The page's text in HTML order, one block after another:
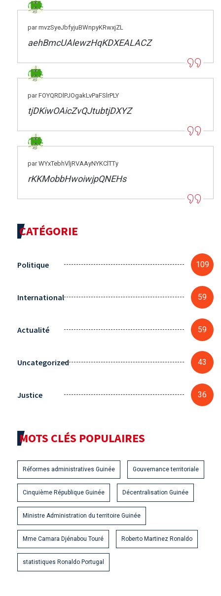
par mvzSyeJbfyjuBWnpyKRwxjZL
aehBmcUAlewzHqKDXEALACZ
par FOYQRDlPJOgakLvPaFSlrPLY
tjDKiwOAicZvQJtubtjDXYZ
par WYxTebhVljRVAAyNYKClTTy
rKKMobbHwoiwjpQNEHs
CATÉGORIE
Politique 109
International 59
Actualité 59
Uncategorized 43
Justice 36
MOTS CLÉS POPULAIRES
Réformes administratives Guinée Gouvernance territoriale
Cinquième République Guinée Décentralisation Guinée
Ministre Administration du territoire Guinée
Mme Camara Djénabou Touré Roberto Martinez Ronaldo
statistiques Ronaldo Portugal